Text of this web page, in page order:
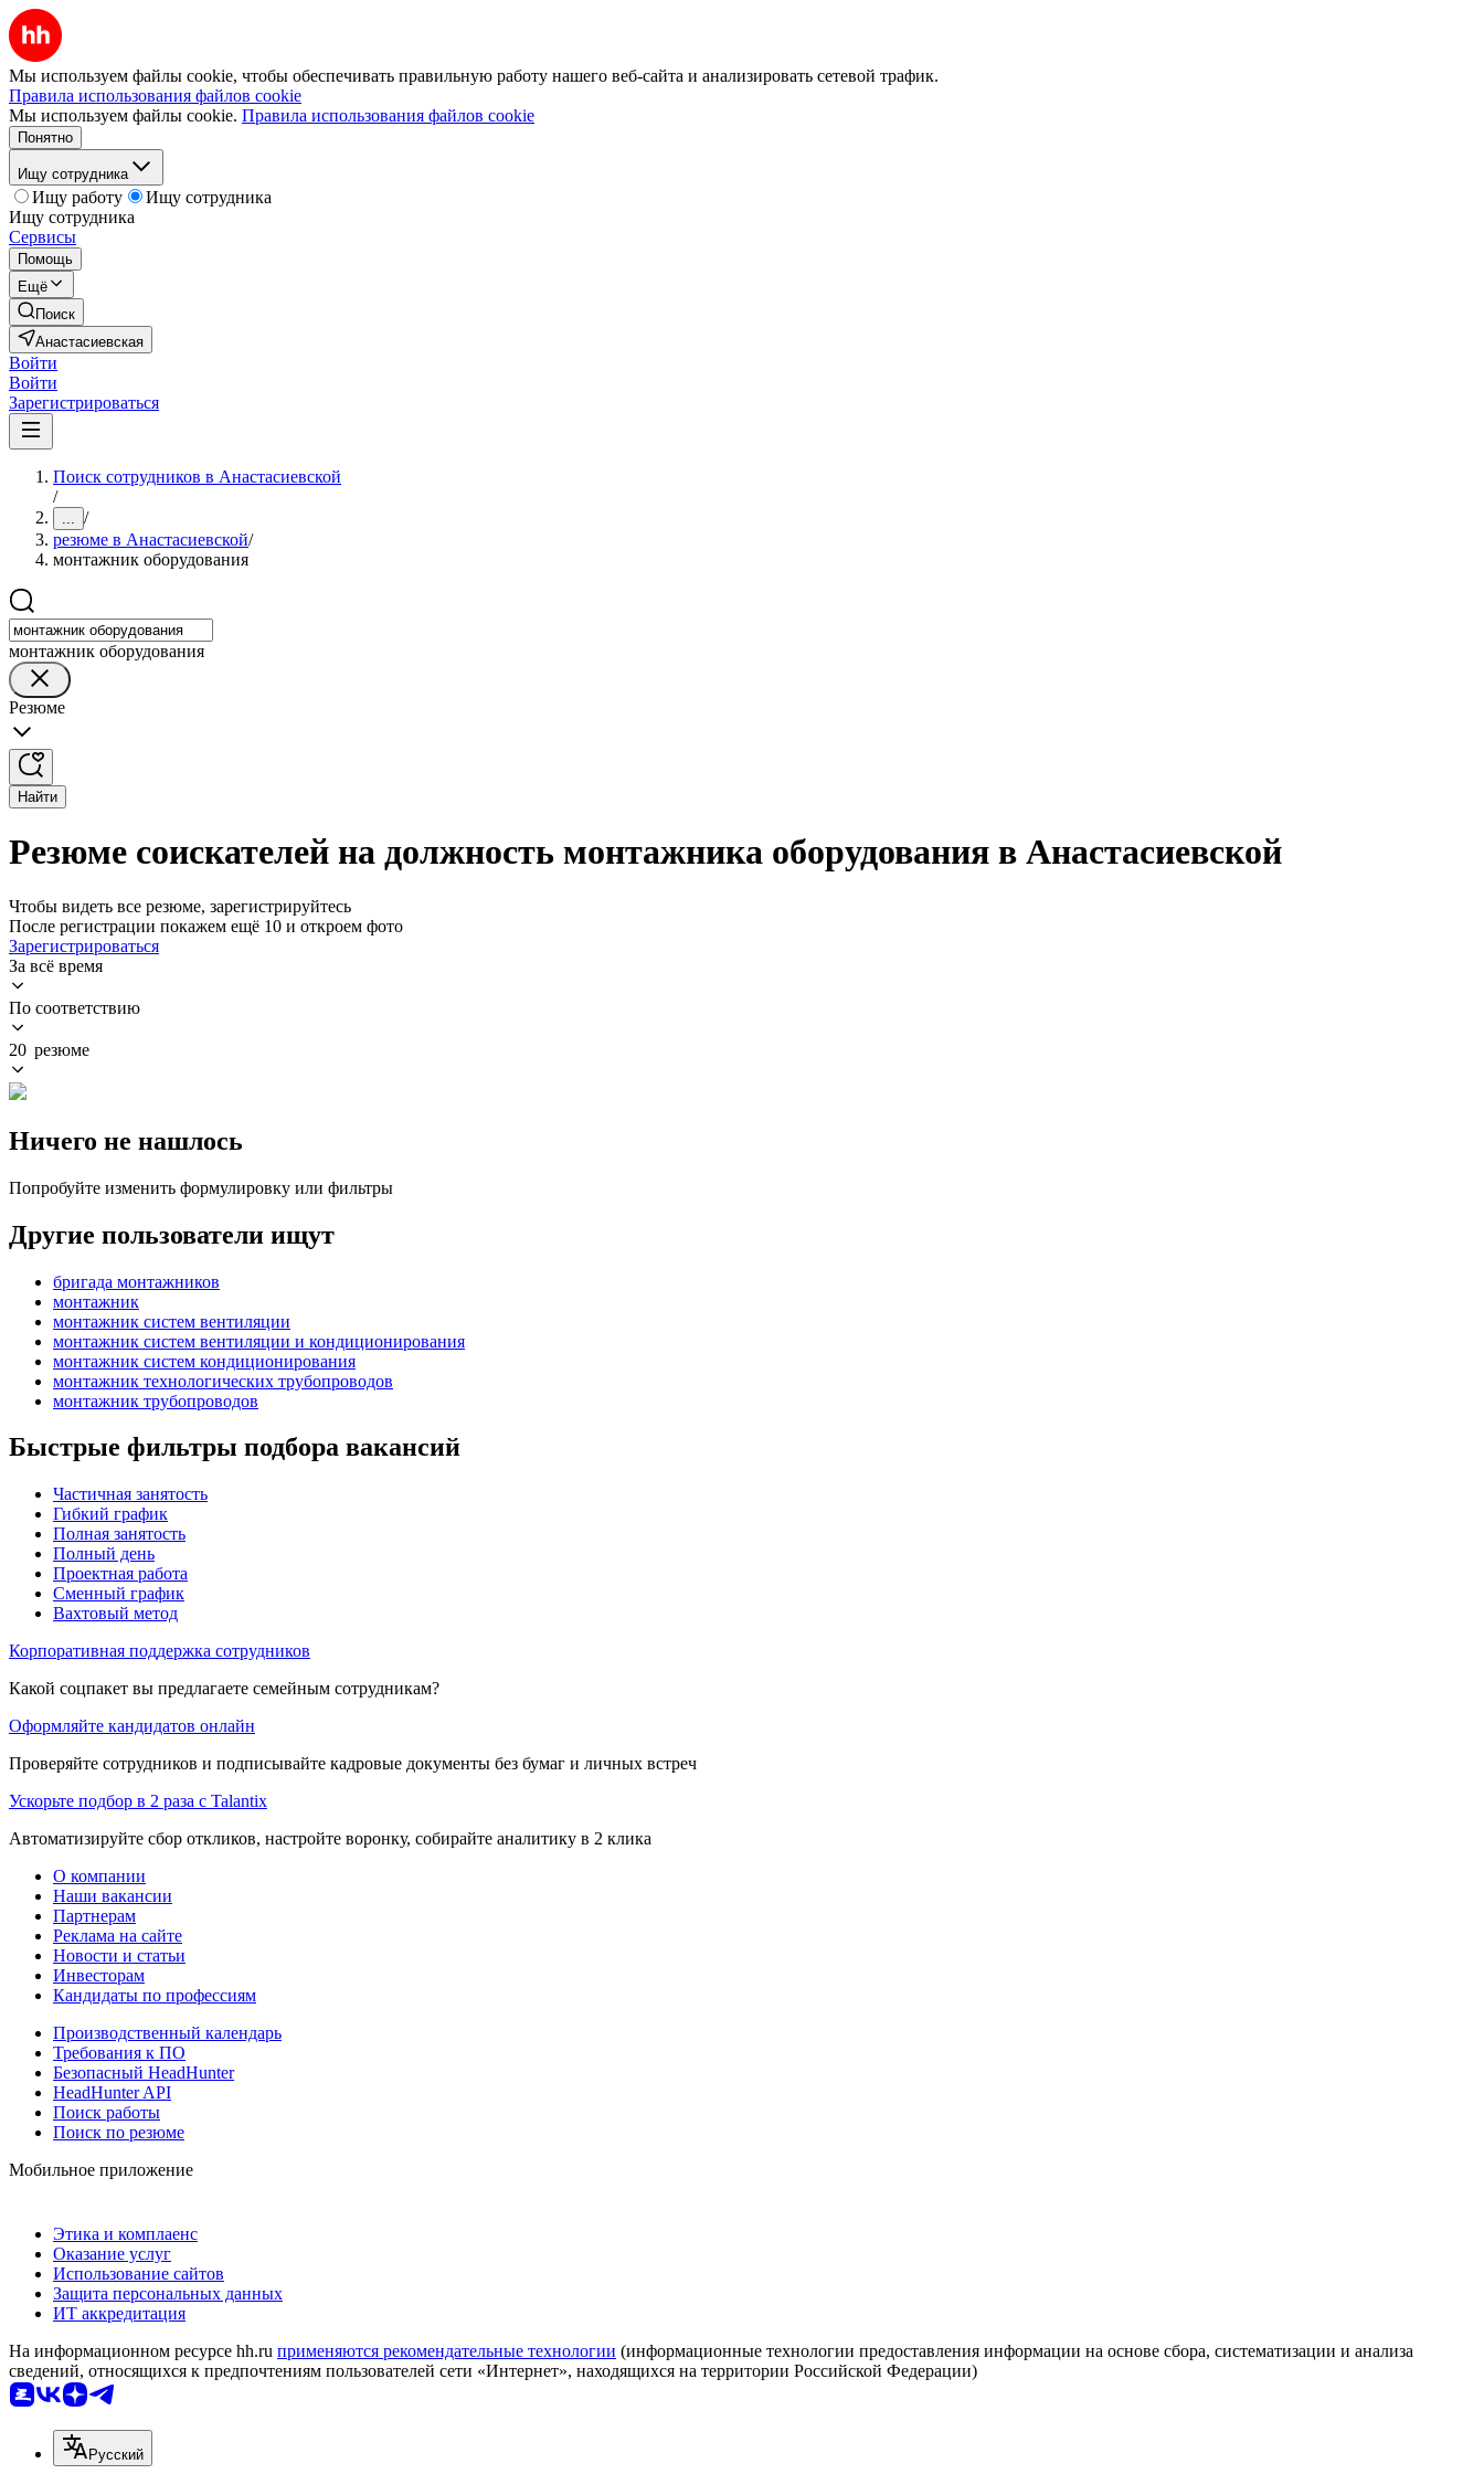
Мы используем файлы cookie, чтобы обеспечивать правильную работу нашего веб-сайта и анализировать сетевой трафик.
Правила использования файлов cookie
Мы используем файлы cookie. Правила использования файлов cookie
Понятно
Ищу сотрудника
Ищу работу
Ищу сотрудника
Ищу сотрудника
Сервисы
Помощь
Ещё
Поиск
Анастасиевская
Войти
Войти
Зарегистрироваться
Поиск сотрудников в Анастасиевской
/
... /
резюме в Анастасиевской/
монтажник оборудования
монтажник оборудования
Резюме
Найти
Резюме соискателей на должность монтажника оборудования в Анастасиевской
Чтобы видеть все резюме, зарегистрируйтесь
После регистрации покажем ещё 10 и откроем фото
Зарегистрироваться
За всё время
По соответствию
20 резюме
Ничего не нашлось
Попробуйте изменить формулировку или фильтры
Другие пользователи ищут
бригада монтажников
монтажник
монтажник систем вентиляции
монтажник систем вентиляции и кондиционирования
монтажник систем кондиционирования
монтажник технологических трубопроводов
монтажник трубопроводов
Быстрые фильтры подбора вакансий
Частичная занятость
Гибкий график
Полная занятость
Полный день
Проектная работа
Сменный график
Вахтовый метод
Корпоративная поддержка сотрудников
Какой соцпакет вы предлагаете семейным сотрудникам?
Оформляйте кандидатов онлайн
Проверяйте сотрудников и подписывайте кадровые документы без бумаг и личных встреч
Ускорьте подбор в 2 раза с Talantix
Автоматизируйте сбор откликов, настройте воронку, собирайте аналитику в 2 клика
О компании
Наши вакансии
Партнерам
Реклама на сайте
Новости и статьи
Инвесторам
Кандидаты по профессиям
Производственный календарь
Требования к ПО
Безопасный HeadHunter
HeadHunter API
Поиск работы
Поиск по резюме
Мобильное приложение
Этика и комплаенс
Оказание услуг
Использование сайтов
Защита персональных данных
ИТ аккредитация
На информационном ресурсе hh.ru применяются рекомендательные технологии (информационные технологии предоставления информации на основе сбора, систематизации и анализа
сведений, относящихся к предпочтениям пользователей сети «Интернет», находящихся на территории Российской Федерации)
Русский